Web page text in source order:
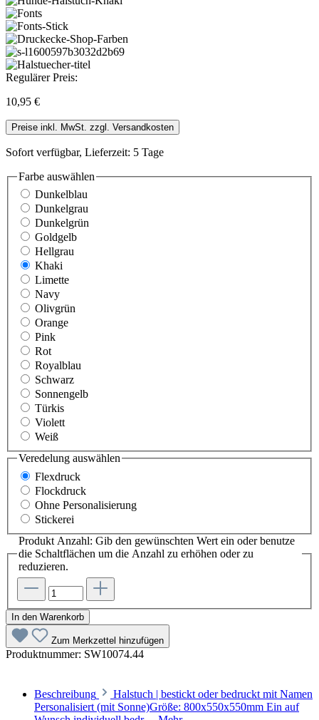
Regulärer Preis:
10,95 €
Preise inkl. MwSt. zzgl. Versandkosten
Sofort verfügbar, Lieferzeit: 5 Tage
Farbe auswählen
Dunkelblau
Dunkelgrau
Dunkelgrün
Goldgelb
Hellgrau
Khaki
Limette
Navy
Olivgrün
Orange
Pink
Rot
Royalblau
Schwarz
Sonnengelb
Türkis
Violett
Weiß
Veredelung auswählen
Flexdruck
Flockdruck
Ohne Personalisierung
Stickerei
Produkt Anzahl: Gib den gewünschten Wert ein oder benutze
die Schaltflächen um die Anzahl zu erhöhen oder zu
reduzieren.
In den Warenkorb
Zum Merkzettel hinzufügen
Produktnummer: SW10074.44
Beschreibung
Halstuch | bestickt oder bedruckt mit Namen
Personalisiert (mit Sonne)Größe: 800x550x550mm Ein auf